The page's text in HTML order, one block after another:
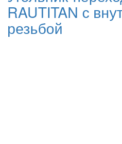
RAUTITAN с
резьбой